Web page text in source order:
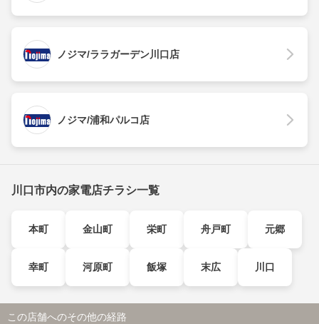
ノジマ/ララガーデン川口店
ノジマ/浦和パルコ店
川口市内の家電店チラシ一覧
本町 金山町 栄町 舟戸町 元郷
幸町 河原町 飯塚 末広 川口
この店舗へのその他の経路